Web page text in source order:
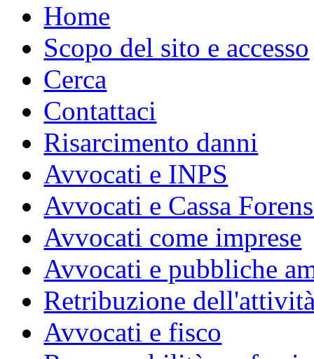
Home
Scopo del sito e accesso
Cerca
Contattaci
Risarcimento danni
Avvocati e INPS
Avvocati e Cassa
Avvocati come imprese
Avvocati e pubbliche
Retribuzione
Avvocati e fisco